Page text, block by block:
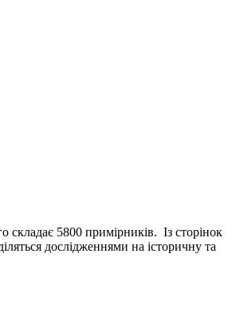
складає 5800 примірників. Із сторінок
дослідженнями на історичну та